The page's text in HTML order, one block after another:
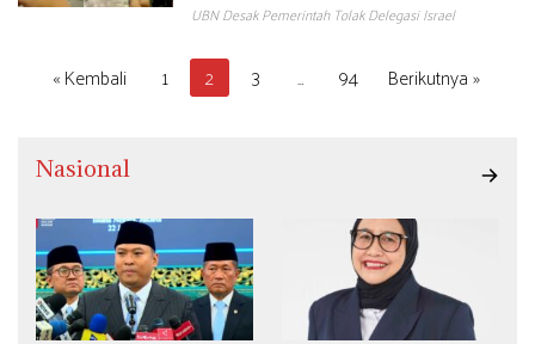
UBN Desak Pemerintah Tolak Delegasi Israel
Paginasi
« Kembali 1 2 3 … 94 Berikutnya »
Nasional